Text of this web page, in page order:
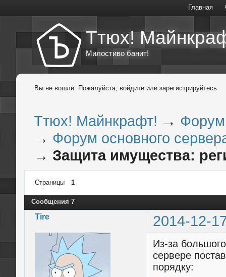
Главная
Ттюх!
Милостиво банит!
Вы не вошли. Пожалуйста, войдите или зарегистрируйтесь.
Ттюх! Майнкрафт! → Форум
→ Форум основного
→ Защита имущества:
Страницы 1
Сообщения 7
Tire 2014-12-
Из-за
сервере
порядку: